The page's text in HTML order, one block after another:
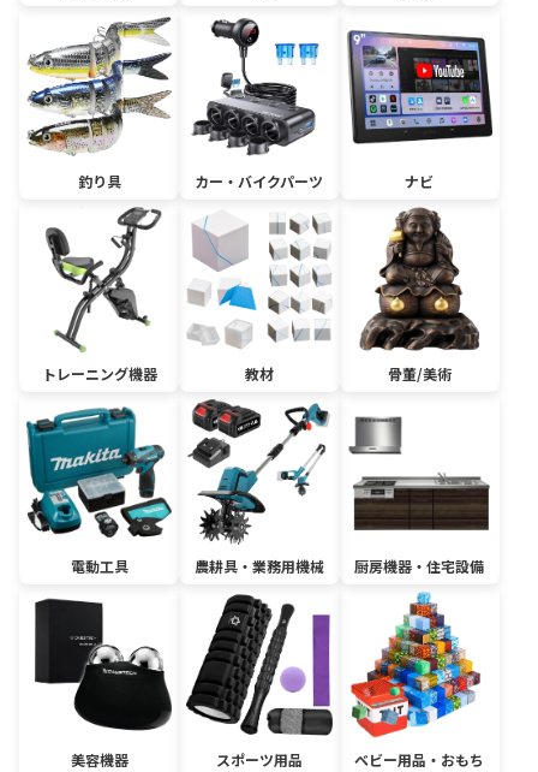
釣り具 カー・バイクパーツ ナビ
トレーニング機器 教材 骨董/美術
電動工具 農耕具・業務用機械 厨房機器・住宅設備
美容機器 スポーツ用品
ベビー用品・おもち